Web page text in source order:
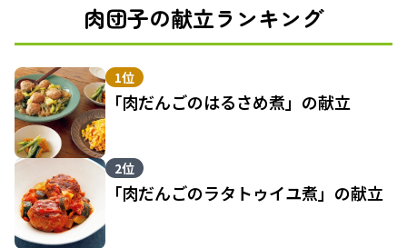
肉団子の献立ランキング
1位
「肉だんごのはるさめ煮」の献立
2位
「肉だんごのラタトゥイユ煮」の献立